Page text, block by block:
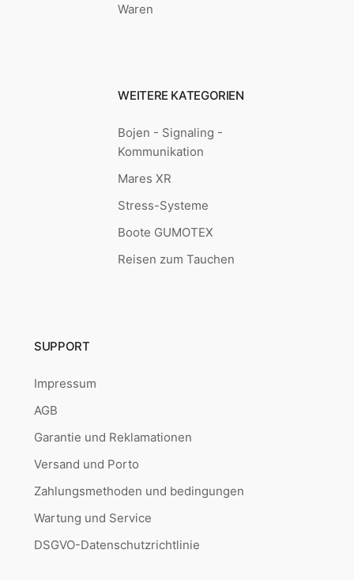
Waren
WEITERE KATEGORIEN
Bojen - Signaling -
Kommunikation
Mares XR
Stress-Systeme
Boote GUMOTEX
Reisen zum Tauchen
SUPPORT
Impressum
AGB
Garantie und Reklamationen
Versand und Porto
Zahlungsmethoden und bedingungen
Wartung und Service
DSGVO-Datenschutzrichtlinie